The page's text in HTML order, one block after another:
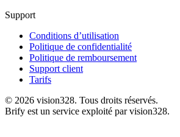
Support
Conditions d’utilisation
Politique de confidentialité
Politique de remboursement
Support client
Tarifs
© 2026 vision328. Tous droits réservés.
Brify est un service exploité par vision328.